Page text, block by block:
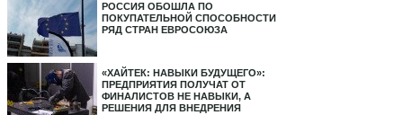
РОССИЯ ОБОШЛА ПО
ПОКУПАТЕЛЬНОЙ СПОСОБНОСТИ
РЯД СТРАН ЕВРОСОЮЗА
«ХАЙТЕК: НАВЫКИ БУДУЩЕГО»:
ПРЕДПРИЯТИЯ ПОЛУЧАТ ОТ
ФИНАЛИСТОВ НЕ НАВЫКИ, А
РЕШЕНИЯ ДЛЯ ВНЕДРЕНИЯ